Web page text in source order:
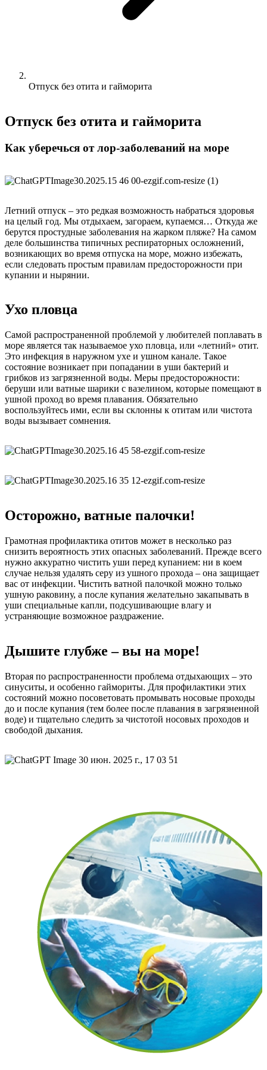
Отпуск без отита и гайморита
Отпуск без отита и гайморита
Как уберечься от лор-заболеваний на море
Летний отпуск – это редкая возможность набраться здоровья
на целый год. Мы отдыхаем, загораем, купаемся… Откуда же
берутся простудные заболевания на жарком пляже? На самом
деле большинства типичных респираторных осложнений,
возникающих во время отпуска на море, можно избежать,
если следовать простым правилам предосторожности при
купании и нырянии.
Ухо пловца
Самой распространенной проблемой у любителей поплавать в
море является так называемое ухо пловца, или «летний» отит.
Это инфекция в наружном ухе и ушном канале. Такое
состояние возникает при попадании в уши бактерий и
грибков из загрязненной воды. Меры предосторожности:
беруши или ватные шарики с вазелином, которые помещают в
ушной проход во время плавания. Обязательно
воспользуйтесь ими, если вы склонны к отитам или чистота
воды вызывает сомнения.
Осторожно, ватные палочки!
Грамотная профилактика отитов может в несколько раз
снизить вероятность этих опасных заболеваний. Прежде всего
нужно аккуратно чистить уши перед купанием: ни в коем
случае нельзя удалять серу из ушного прохода – она защищает
вас от инфекции. Чистить ватной палочкой можно только
ушную раковину, а после купания желательно закапывать в
уши специальные капли, подсушивающие влагу и
устраняющие возможное раздражение.
Дышите глубже – вы на море!
Вторая по распространенности проблема отдыхающих – это
синуситы, и особенно гаймориты. Для профилактики этих
состояний можно посоветовать промывать носовые проходы
до и после купания (тем более после плавания в загрязненной
воде) и тщательно следить за чистотой носовых проходов и
свободой дыхания.